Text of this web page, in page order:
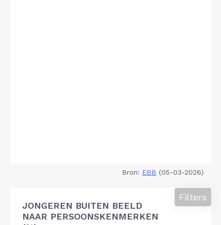
Bron: EBB (05-03-2026)
JONGEREN BUITEN BEELD
NAAR PERSOONSKENMERKEN
Filters